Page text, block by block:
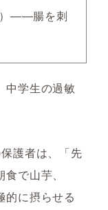
）――腸を刺
中学生の過敏
護者は、「先
で山芋、
的に摂らせる